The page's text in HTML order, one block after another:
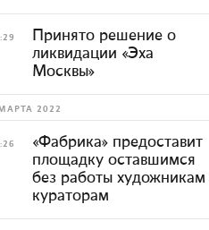
Принято решение о
ликвидации «Эха
Москвы»
2022
«Фабрика» предоставит
площадку оставшимся
без работы художникам
кураторам